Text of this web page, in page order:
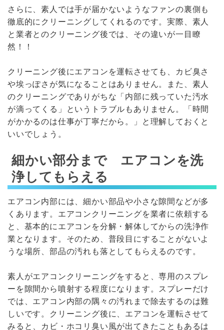
さらに、素人では手が届かないようなファンの裏側も
徹底的にクリーニングしてくれるのです。実際、素人
と業者とのクリーニング後では、その違いが一目瞭
然！！
クリーニング後にエアコンを運転させても、カビ臭さ
や埃っぽさが気になることはありません。また、素人
のクリーニングでありがちな「内部に残っていた汚水
が滴ってくる」というトラブルもありません。「時間
がかかるのは仕事が丁寧だから。」と理解しておくと
いいでしょう。
細かい部分まで エアコンを洗
浄してもらえる
エアコン内部には、細かい部品や小さな隙間などが多
くあります。エアコンクリーニングを業者に依頼する
と、基本的にエアコンを分解・解体してからの洗浄作
業となります。そのため、普段目にすることがないよ
うな場所、部品の汚れも落としてもらえるのです。
素人がエアコンクリーニングをすると、専用のスプレ
ーを隙間から噴射する程度になります。スプレーだけ
では、エアコン内部の隅々の汚れまで除去するのは難
しいです。クリーニング後に、エアコンを運転させて
みると、カビ・ホコリ臭い風が出てきたこともあるは